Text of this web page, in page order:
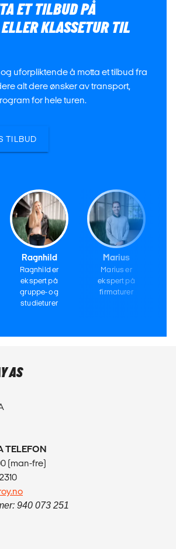
ET TILBUD PÅ
KLASSETUR TIL
uforpliktende å motta et tilbud fra
alt dere ønsker av transport,
for hele turen.
TILBUD
Ragnhild
Ragnhild er
ekspert på
gruppe- og
studieturer
Marius
Marius er
ekspert på
firmaturer
AS
TELEFON
(man-fre)
940 073 251